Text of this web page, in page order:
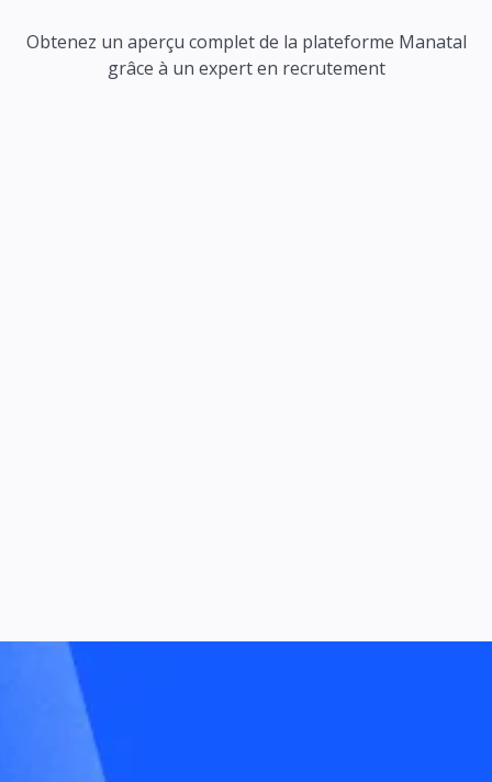
Obtenez un aperçu complet de la plateforme Manatal
grâce à un expert en recrutement